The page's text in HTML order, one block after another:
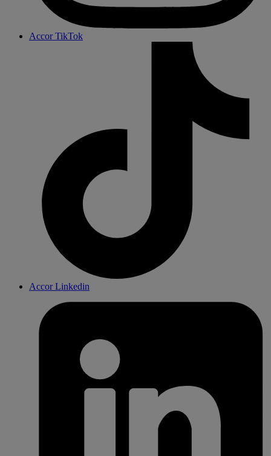
Accor TikTok
Accor Linkedin